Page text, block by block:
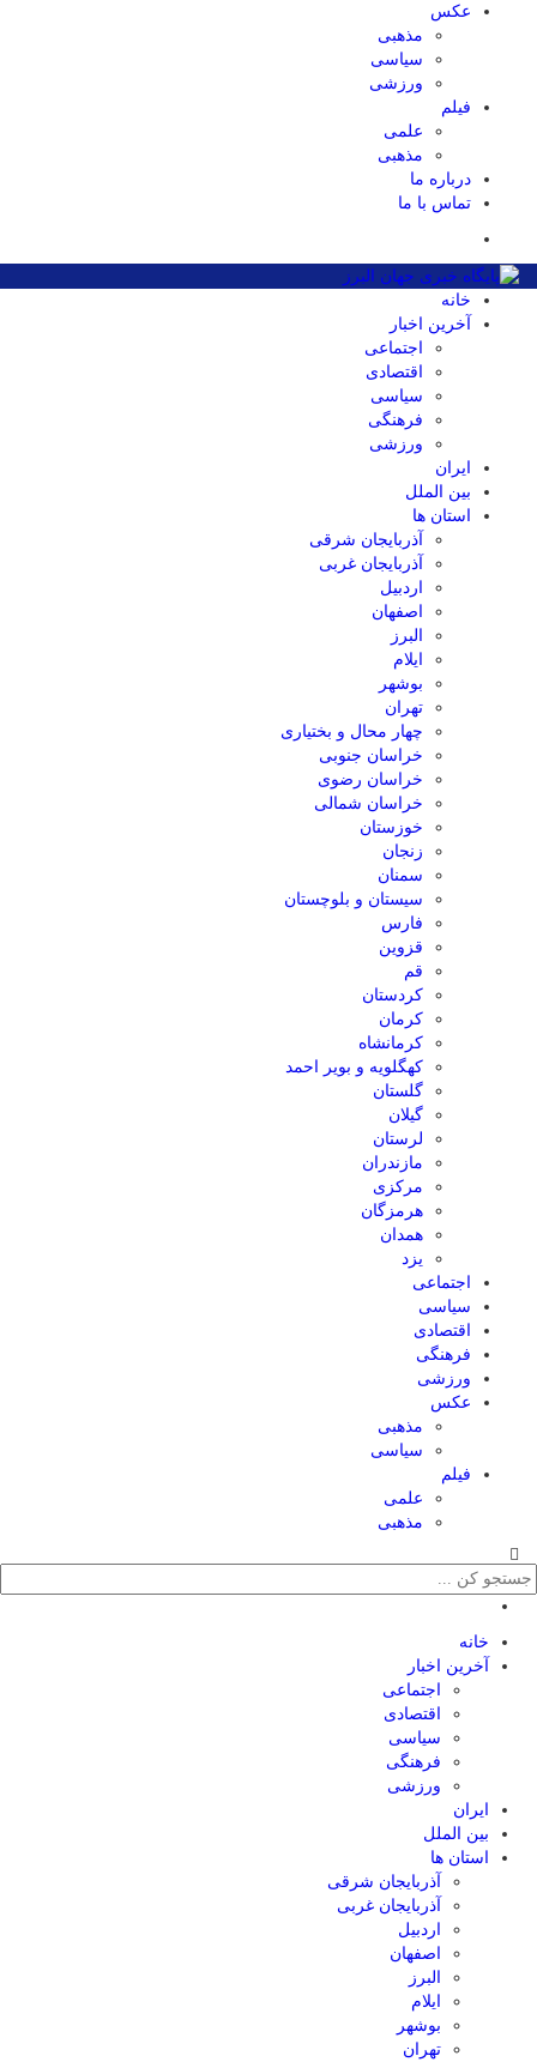
عکس
مذهبی
سیاسی
ورزشی
فیلم
علمی
مذهبی
درباره ما
تماس با ما
خانه
آخرین اخبار
اجتماعی
اقتصادی
سیاسی
فرهنگی
ورزشی
ایران
بین الملل
استان ها
آذربایجان شرقی
آذربایجان غربی
اردبیل
اصفهان
البرز
ایلام
بوشهر
تهران
چهار محال و بختیاری
خراسان جنوبی
خراسان رضوی
خراسان شمالی
خوزستان
زنجان
سمنان
سیستان و بلوچستان
فارس
قزوین
قم
کردستان
کرمان
کرمانشاه
کهگلویه و بویر احمد
گلستان
گیلان
لرستان
مازندران
مرکزی
هرمزگان
همدان
یزد
اجتماعی
سیاسی
اقتصادی
فرهنگی
ورزشی
عکس
مذهبی
سیاسی
فیلم
علمی
مذهبی
خانه
آخرین اخبار
اجتماعی
اقتصادی
سیاسی
فرهنگی
ورزشی
ایران
بین الملل
استان ها
آذربایجان شرقی
آذربایجان غربی
اردبیل
اصفهان
البرز
ایلام
بوشهر
تهران